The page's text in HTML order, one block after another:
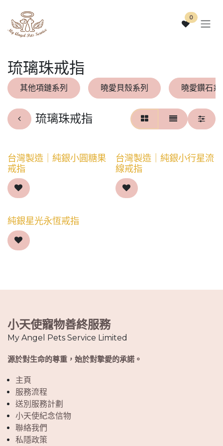
0
琉璃珠戒指
其他項鏈系列 曉愛貝殼系列 曉愛鑽石系
琉璃珠戒指
台灣製造｜純銀小圓糖果
戒指
台灣製造｜純銀小行星流
線戒指
純銀星光永恆戒指
小天使寵物善終服務
My Angel Pets Service Limited
源於對生命的尊重，始於對摯愛的承諾。
主頁
服務流程
送別服務計劃
小天使紀念信物
聯絡我們
私隱政策